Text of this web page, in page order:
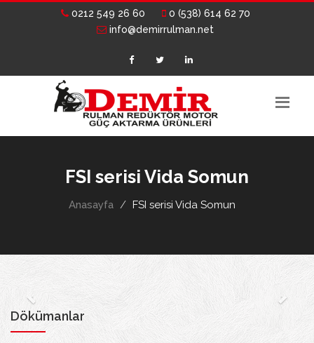
0212 549 26 60
0 (538) 614 62 70
info@demirrulman.net
FSI serisi Vida Somun
Anasayfa FSI serisi Vida Somun
Previous Next
Dökümanlar